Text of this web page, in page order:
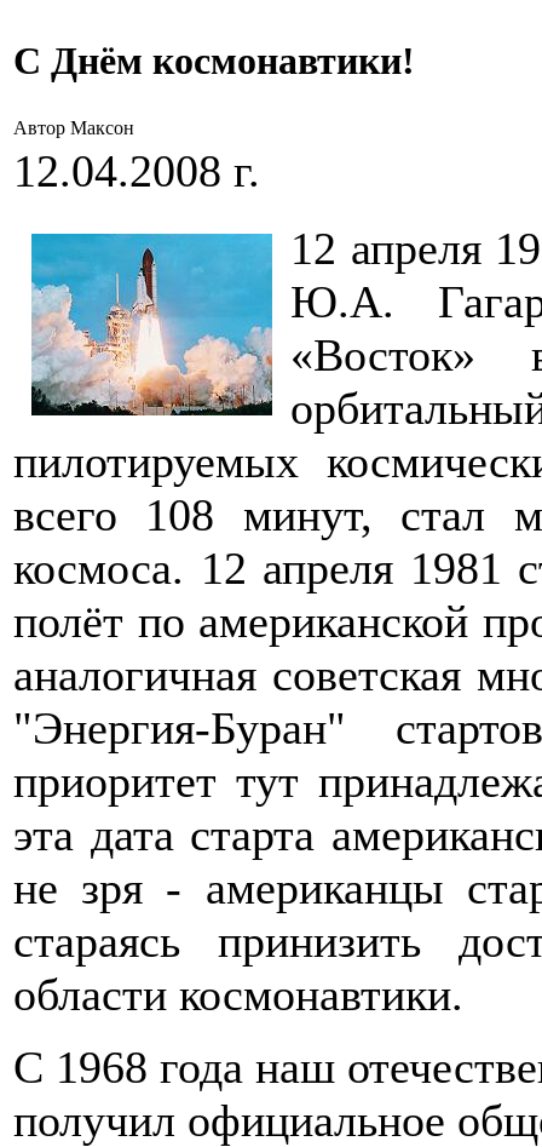
С Днём космонавтики!
Автор Максон
12.04.2008 г.
12 апреля
Ю.А.
пилотируемых
всего 108 минут, стал
космоса. 12 апреля 1981
полёт по американской
аналогичная советская
"Энергия-Буран"
приоритет тут
эта дата старта
не зря - американцы
стараясь принизить
области космонавтики.
С 1968 года наш
получил официальное